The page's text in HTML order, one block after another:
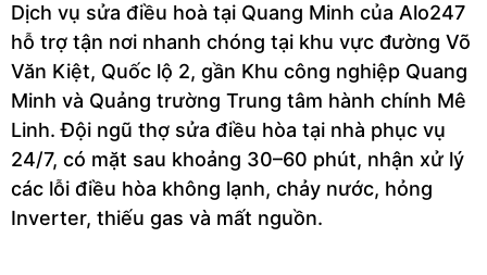
Dịch vụ sửa điều hoà tại Quang Minh của Alo247
hỗ trợ tận nơi nhanh chóng tại khu vực đường Võ
Văn Kiệt, Quốc lộ 2, gần Khu công nghiệp Quang
Minh và Quảng trường Trung tâm hành chính Mê
Linh. Đội ngũ thợ sửa điều hòa tại nhà phục vụ
24/7, có mặt sau khoảng 30–60 phút, nhận xử lý
các lỗi điều hòa không lạnh, chảy nước, hỏng
Inverter, thiếu gas và mất nguồn.